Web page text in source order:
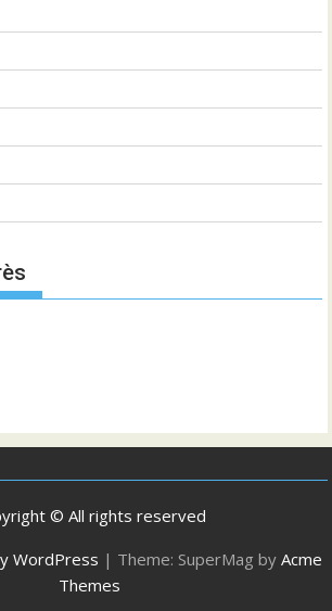
© All rights reserved
WordPress | Theme: SuperMag by Acme
Themes